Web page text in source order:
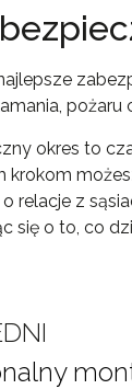
okres to
krokom
relacje z
się o to, co